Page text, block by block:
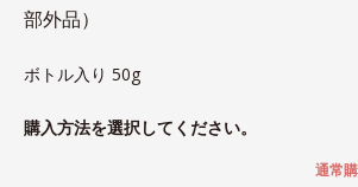
部外品）
ボトル入り 50g
購入方法を選択してください。
通常